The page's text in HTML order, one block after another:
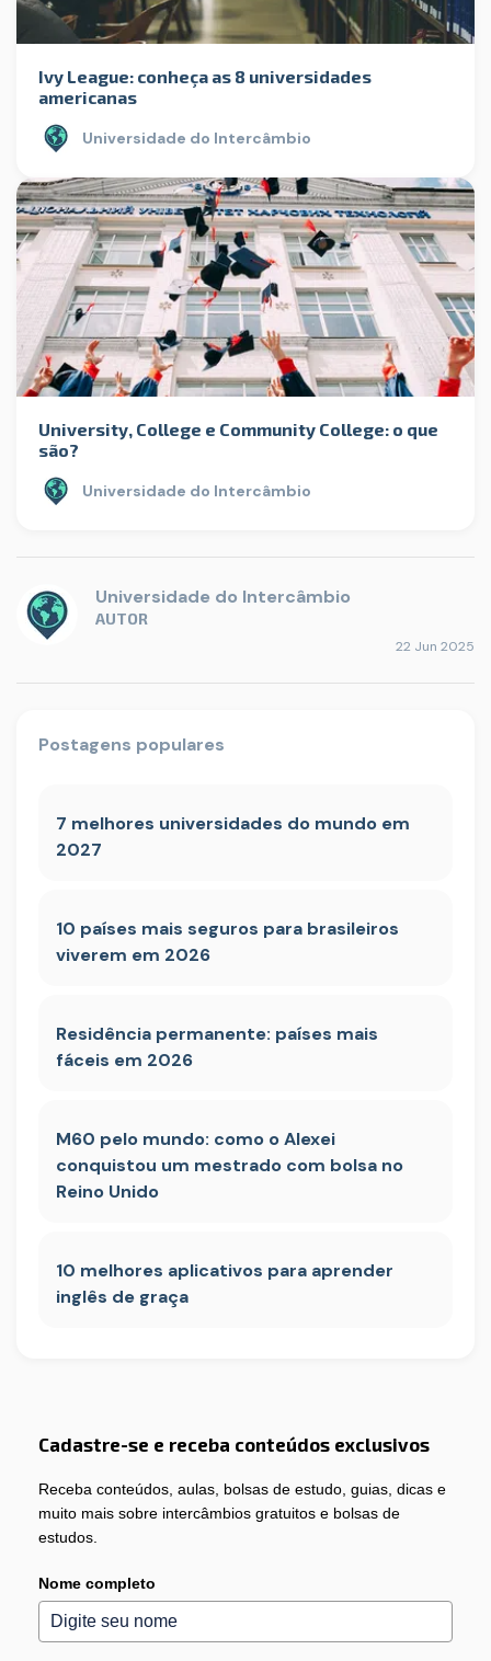
Ivy League: conheça as 8 universidades
americanas
Universidade do Intercâmbio
University, College e Community College: o que
são?
Universidade do Intercâmbio
Universidade do Intercâmbio
AUTOR
22 Jun 2025
Postagens populares
7 melhores universidades do mundo em
2027
10 países mais seguros para brasileiros
viverem em 2026
Residência permanente: países mais
fáceis em 2026
M60 pelo mundo: como o Alexei
conquistou um mestrado com bolsa no
Reino Unido
10 melhores aplicativos para aprender
inglês de graça
Cadastre-se e receba conteúdos exclusivos
Receba conteúdos, aulas, bolsas de estudo, guias, dicas e
muito mais sobre intercâmbios gratuitos e bolsas de
estudos.
Nome completo